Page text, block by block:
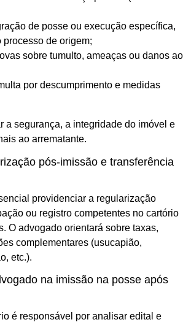
de posse ou execução específica,
de origem;
sobre tumulto, ameaças ou danos ao
por descumprimento e medidas
a segurança, a integridade do imóvel e
ao arrematante.
pós-imissão e transferência
providenciar a regularização
ou registro competentes no cartório
O advogado orientará sobre taxas,
complementares (usucapião,
etc.).
na imissão na posse após
é responsável por analisar edital e